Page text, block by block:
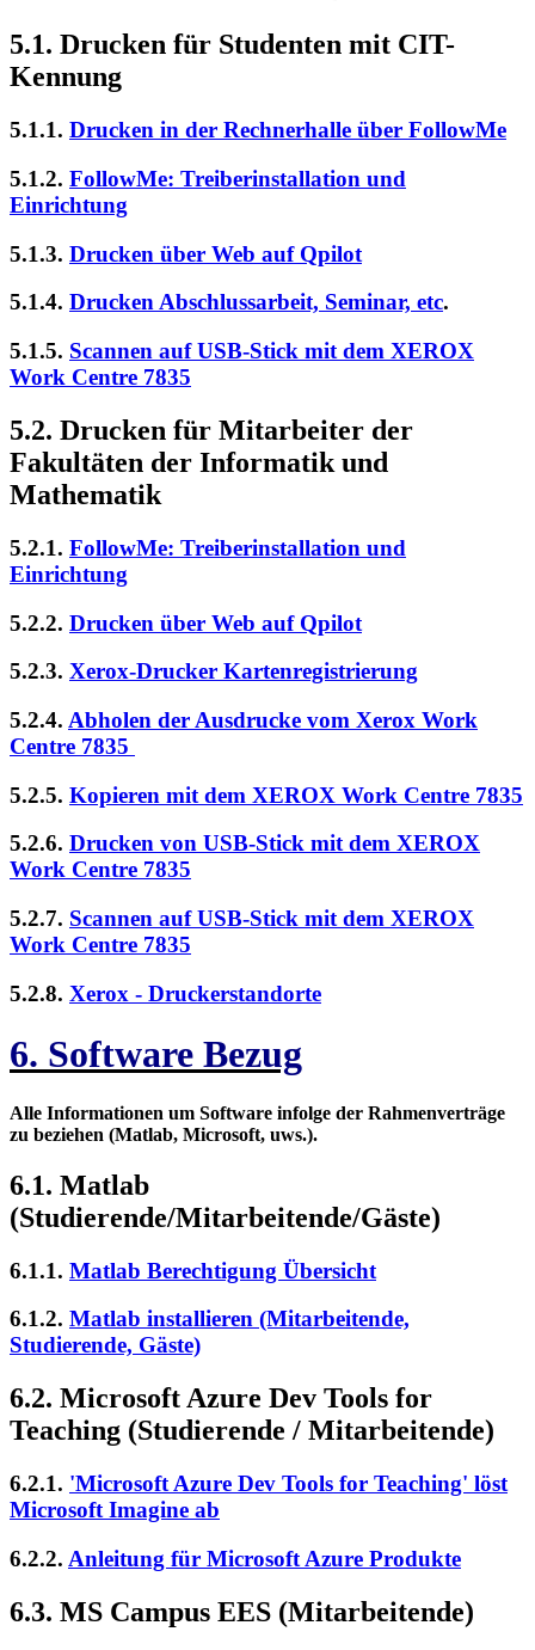
5.1. Drucken für Studenten mit CIT-
Kennung
5.1.1. Drucken in der Rechnerhalle über FollowMe
5.1.2. FollowMe: Treiberinstallation und
Einrichtung
5.1.3. Drucken über Web auf Qpilot
5.1.4. Drucken Abschlussarbeit, Seminar, etc.
5.1.5. Scannen auf USB-Stick mit dem XEROX
Work Centre 7835
5.2. Drucken für Mitarbeiter der
Fakultäten der Informatik und
Mathematik
5.2.1. FollowMe: Treiberinstallation und
Einrichtung
5.2.2. Drucken über Web auf Qpilot
5.2.3. Xerox-Drucker Kartenregistrierung
5.2.4. Abholen der Ausdrucke vom Xerox Work
Centre 7835
5.2.5. Kopieren mit dem XEROX Work Centre 7835
5.2.6. Drucken von USB-Stick mit dem XEROX
Work Centre 7835
5.2.7. Scannen auf USB-Stick mit dem XEROX
Work Centre 7835
5.2.8. Xerox - Druckerstandorte
6. Software Bezug
Alle Informationen um Software infolge der Rahmenverträge
zu beziehen (Matlab, Microsoft, uws.).
6.1. Matlab
(Studierende/Mitarbeitende/Gäste)
6.1.1. Matlab Berechtigung Übersicht
6.1.2. Matlab installieren (Mitarbeitende,
Studierende, Gäste)
6.2. Microsoft Azure Dev Tools for
Teaching (Studierende / Mitarbeitende)
6.2.1. 'Microsoft Azure Dev Tools for Teaching' löst
Microsoft Imagine ab
6.2.2. Anleitung für Microsoft Azure Produkte
6.3. MS Campus EES (Mitarbeitende)